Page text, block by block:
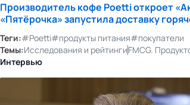
Производитель кофе Poetti откроет
«Пятёрочка» запустила доставку
Теги:#Poetti#продукты питания#покупатели
Темы:Исследования и рейтингиFMCG.
Интервью